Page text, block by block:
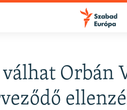
válhat Orbán